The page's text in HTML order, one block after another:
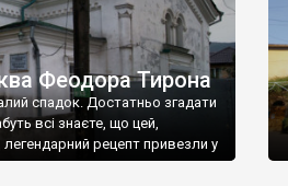
Феодора Тирона
спадок. Достатньо згадати
всі знаєте, що цей,
легендарний рецепт привезли у